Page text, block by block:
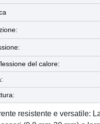
del calore:
resistente e versatile: